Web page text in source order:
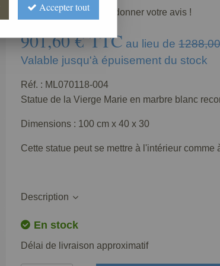
Soyez le premier à donner votre avis !
901,60 €TTC au lieu de 1288,00
Valable jusqu'à épuisement du stock
Réf. : ML070118-004
Statue de la Vierge Marie en marbre blanc
Dimensions : 100 cm x 40 x 30
Cette statue peut se mettre à l'intérieur comme
Description
En stock
Délai de livraison approximatif
Accepter tout